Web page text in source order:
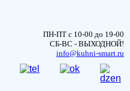
ПН-ПТ с 10-00 до 19-00
СБ-ВС - ВЫХОДНОЙ!
info@kuhni-smart.ru